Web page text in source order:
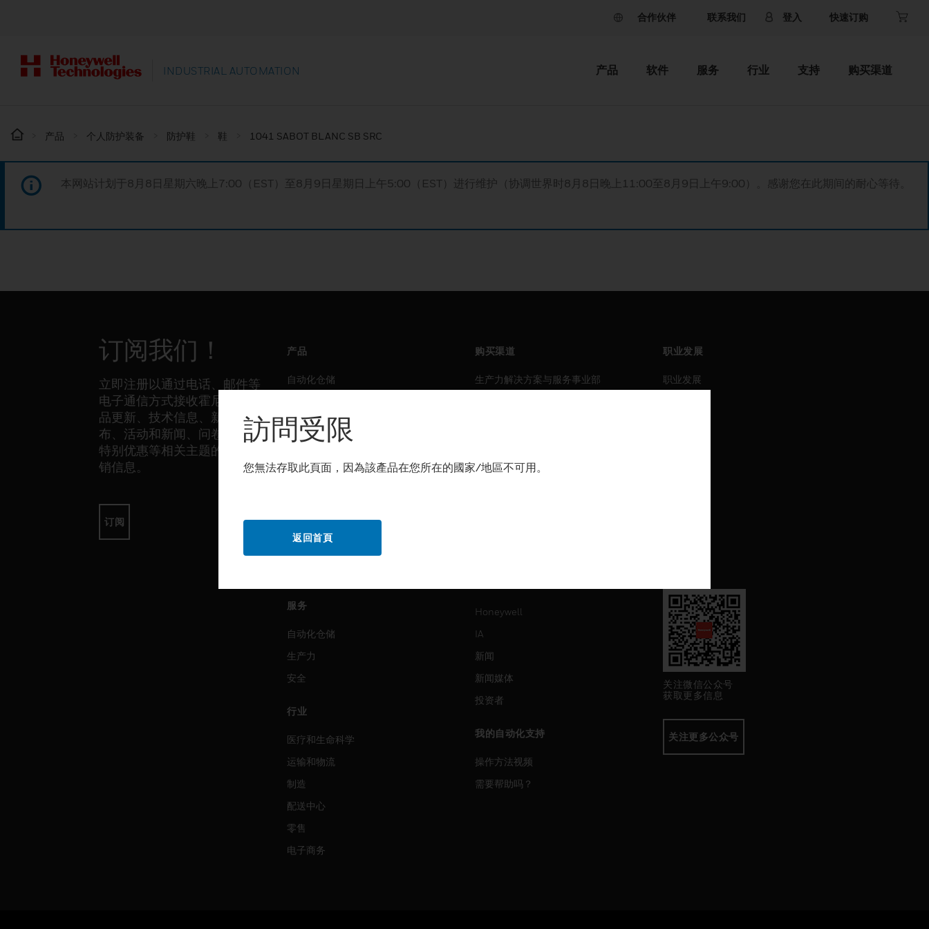
合作伙伴 联系我们 登入 快速订购
INDUSTRIAL AUTOMATION 产品 软件 服务 行业 支持 购买渠道
产品 个人防护装备 防护鞋 鞋 1041 SABOT BLANC SB SRC
本网站计划于8月8日星期六晚上7:00（EST）至8月9日星期日上午5:00（EST）进行维护（协调世界时8月8日晚上11:00至8月9日上午9:00）。感谢您在此期间的耐心等待。
订阅我们！
立即注册以通过电话、邮件等
电子通信方式接收霍尼韦尔产
品更新、技术信息、新品发
布、活动和新闻、问卷调查、
特别优惠等相关主题的独家营
销信息。
订阅
产品
自动化仓储
安全
传感解决方案
自动化仓储
生产力
服务
自动化仓储
生产力
安全
行业
医疗和生命科学
运输和物流
制造
配送中心
零售
电子商务
购买渠道
生产力解决方案与服务事业部
自动化仓储
Honeywell
IA
新闻
新闻媒体
投资者
我的自动化支持
操作方法视频
需要帮助吗？
职业发展
职业发展
关注微信公众号
获取更多信息
关注更多公众号
訪問受限
您無法存取此頁面，因為該產品在您所在的國家/地區不可用。
返回首頁